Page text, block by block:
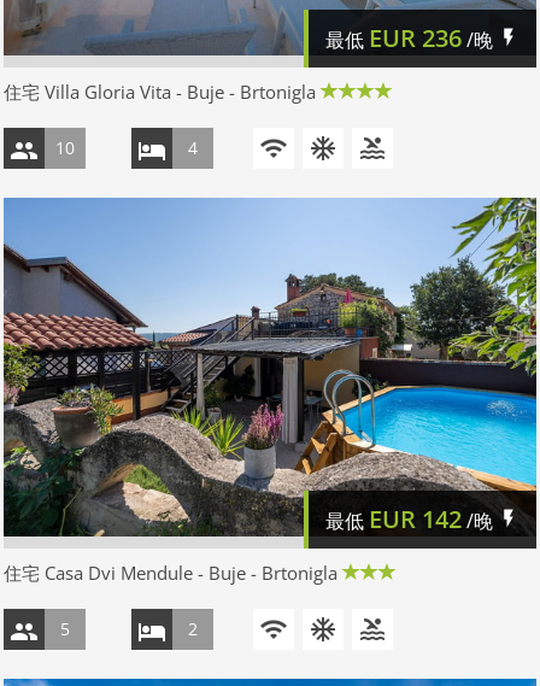
最低 EUR 236/晚
住宅 Villa Gloria Vita - Buje - Brtonigla
10 4
最低 EUR 142/晚
住宅 Casa Dvi Mendule - Buje - Brtonigla
5 2